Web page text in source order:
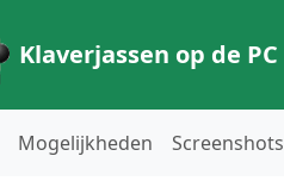
Klaverjassen op de PC
Mogelijkheden Screenshots